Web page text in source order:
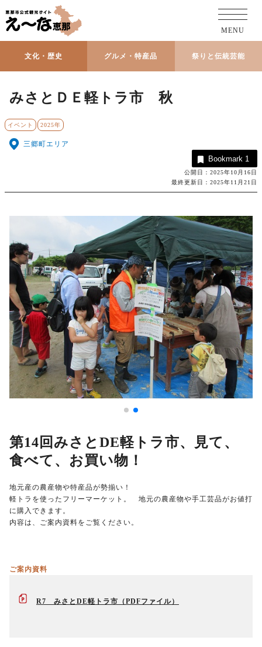
文化・歴史 グルメ・特産品 祭りと伝統芸能
MENU
みさとＤＥ軽トラ市 秋
イベント 2025年
三郷町エリア
Bookmark 1
公開日：2025年10月16日
最終更新日：2025年11月21日
第14回みさとDE軽トラ市、見て、
食べて、お買い物！
地元産の農産物や特産品が勢揃い！
軽トラを使ったフリーマーケット。 地元の農産物や手工芸品がお値打
に購入できます。
内容は、ご案内資料をご覧ください。
ご案内資料
R7 みさとDE軽トラ市